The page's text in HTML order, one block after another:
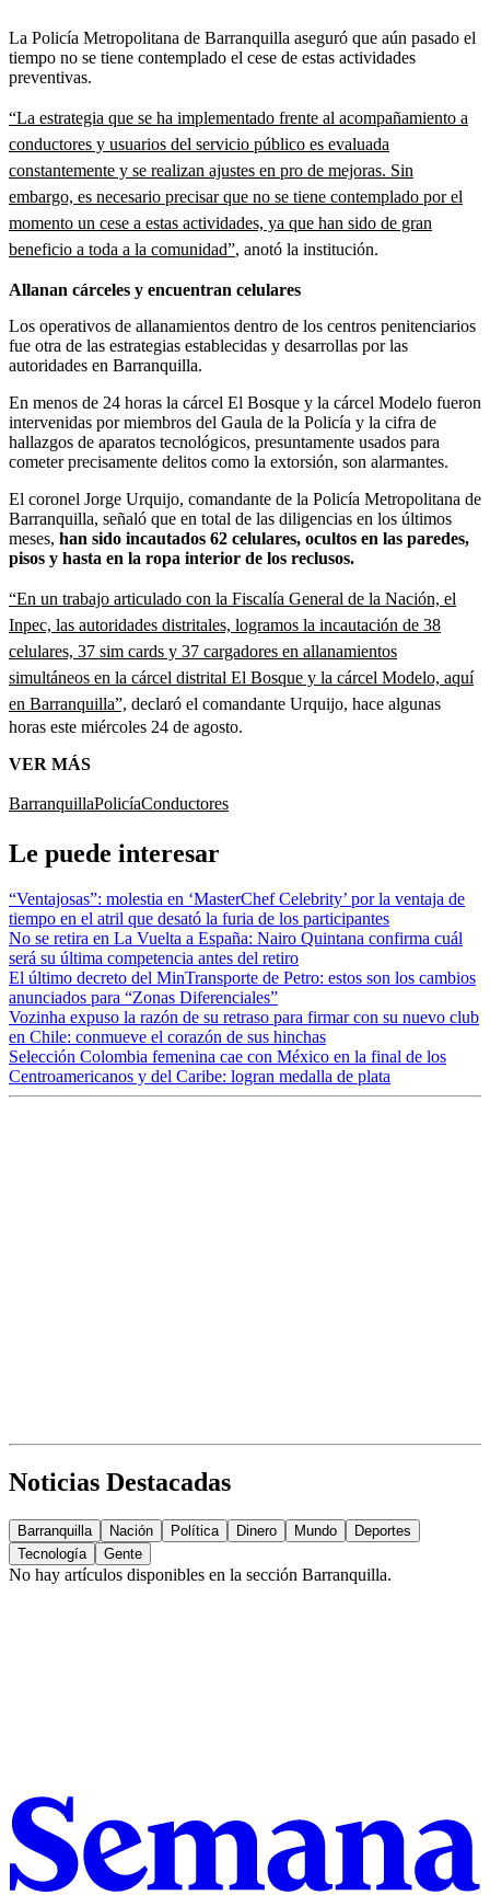
La Policía Metropolitana de Barranquilla aseguró que aún pasado el
tiempo no se tiene contemplado el cese de estas actividades
preventivas.
“La estrategia que se ha implementado frente al acompañamiento a
conductores y usuarios del servicio público es evaluada
constantemente y se realizan ajustes en pro de mejoras. Sin
embargo, es necesario precisar que no se tiene contemplado por el
momento un cese a estas actividades, ya que han sido de gran
beneficio a toda a la comunidad”, anotó la institución.
Allanan cárceles y encuentran celulares
Los operativos de allanamientos dentro de los centros penitenciarios
fue otra de las estrategias establecidas y desarrollas por las
autoridades en Barranquilla.
En menos de 24 horas la cárcel El Bosque y la cárcel Modelo fueron
intervenidas por miembros del Gaula de la Policía y la cifra de
hallazgos de aparatos tecnológicos, presuntamente usados para
cometer precisamente delitos como la extorsión, son alarmantes.
El coronel Jorge Urquijo, comandante de la Policía Metropolitana de
Barranquilla, señaló que en total de las diligencias en los últimos
meses, han sido incautados 62 celulares, ocultos en las paredes,
pisos y hasta en la ropa interior de los reclusos.
“En un trabajo articulado con la Fiscalía General de la Nación, el
Inpec, las autoridades distritales, logramos la incautación de 38
celulares, 37 sim cards y 37 cargadores en allanamientos
simultáneos en la cárcel distrital El Bosque y la cárcel Modelo, aquí
en Barranquilla”, declaró el comandante Urquijo, hace algunas
horas este miércoles 24 de agosto.
VER MÁS
BarranquillaPolicíaConductores
Le puede interesar
“Ventajosas”: molestia en ‘MasterChef Celebrity’ por la ventaja de
tiempo en el atril que desató la furia de los participantes
No se retira en La Vuelta a España: Nairo Quintana confirma cuál
será su última competencia antes del retiro
El último decreto del MinTransporte de Petro: estos son los cambios
anunciados para “Zonas Diferenciales”
Vozinha expuso la razón de su retraso para firmar con su nuevo club
en Chile: conmueve el corazón de sus hinchas
Selección Colombia femenina cae con México en la final de los
Centroamericanos y del Caribe: logran medalla de plata
Noticias Destacadas
Barranquilla Nación Política Dinero Mundo
Deportes
Tecnología
Gente
No hay artículos disponibles en la sección Barranquilla.